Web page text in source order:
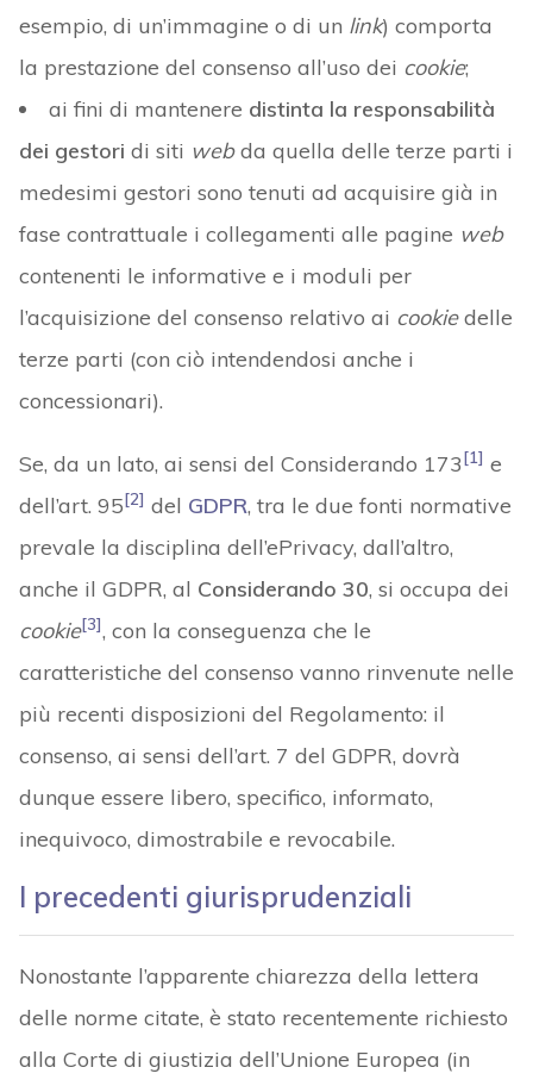
esempio, di un’immagine o di un link) comporta
la prestazione del consenso all’uso dei cookie;
ai fini di mantenere distinta la responsabilità
dei gestori di siti webda quella delle terze parti i
medesimi gestori sono tenuti ad acquisire già in
fase contrattuale i collegamenti alle pagine web
contenenti le informative e i moduli per
l’acquisizione del consenso relativo ai cookiedelle
terze parti (con ciò intendendosi anche i
concessionari).
Se, da un lato, ai sensi del Considerando 173[1] e
dell’art. 95[2] del GDPR, tra le due fonti normative
prevale la disciplina dell’ePrivacy, dall’altro,
anche il GDPR, al Considerando 30, si occupa dei
cookie[3], con la conseguenza che le
caratteristiche del consenso vanno rinvenute nelle
più recenti disposizioni del Regolamento: il
consenso, ai sensi dell’art. 7 del GDPR, dovrà
dunque essere libero, specifico, informato,
inequivoco, dimostrabile e revocabile.
I precedenti giurisprudenziali
Nonostante l’apparente chiarezza della lettera
delle norme citate, è stato recentemente richiesto
alla Corte di giustizia dell’Unione Europea (in